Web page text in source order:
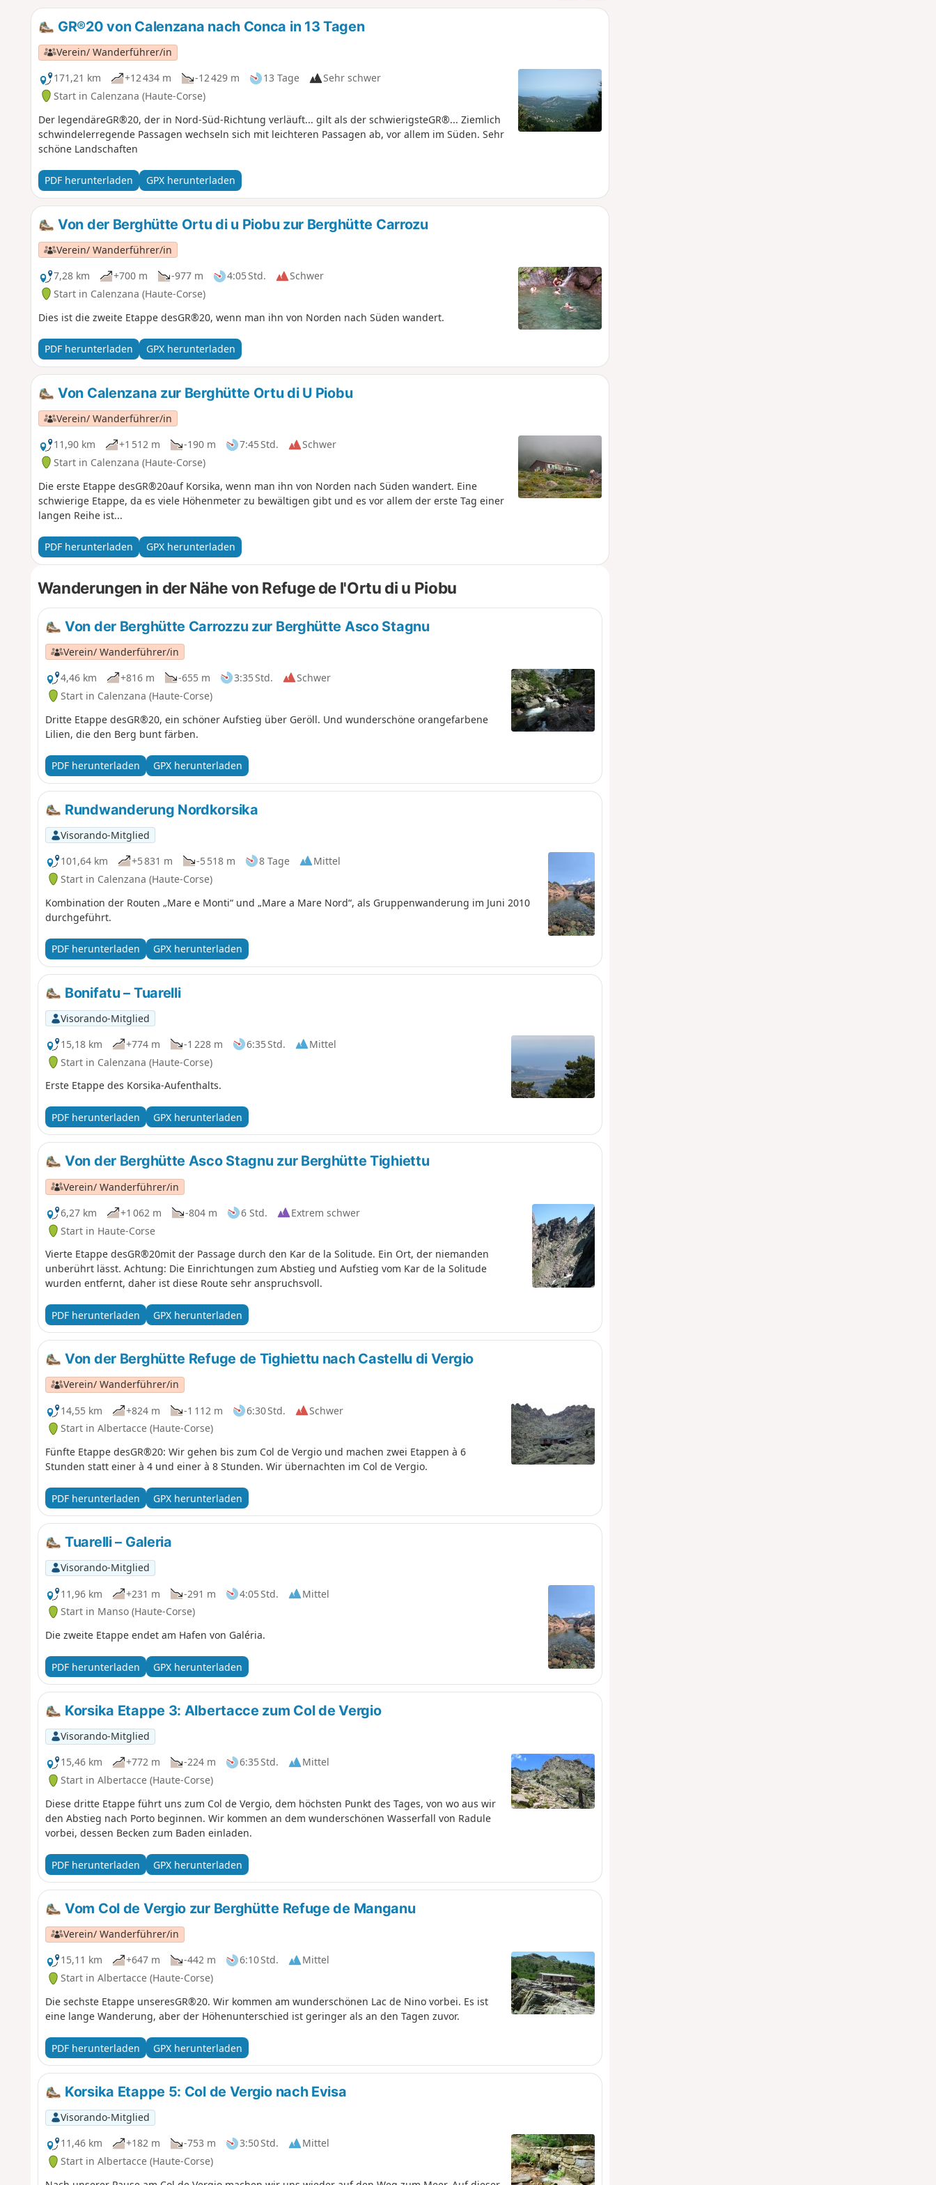
GR®20 von Calenzana nach Conca in 13 Tagen
Verein/ Wanderführer/in
171,21 km
+12 434 m -12 429 m 13 Tage
Sehr schwer
Start in Calenzana (Haute-Corse)
Der legendäreGR®20, der in Nord-Süd-Richtung verläuft... gilt als der schwierigsteGR®... Ziemlich
schwindelerregende Passagen wechseln sich mit leichteren Passagen ab, vor allem im Süden. Sehr
schöne Landschaften
PDF herunterladen GPX herunterladen
Von der Berghütte Ortu di u Piobu zur Berghütte Carrozu
Verein/ Wanderführer/in
7,28 km
+700 m -977 m 4:05 Std.
Schwer
Start in Calenzana (Haute-Corse)
Dies ist die zweite Etappe desGR®20, wenn man ihn von Norden nach Süden wandert.
PDF herunterladen GPX herunterladen
Von Calenzana zur Berghütte Ortu di U Piobu
Verein/ Wanderführer/in
11,90 km
+1 512 m -190 m 7:45 Std.
Schwer
Start in Calenzana (Haute-Corse)
Die erste Etappe desGR®20auf Korsika, wenn man ihn von Norden nach Süden wandert. Eine
schwierige Etappe, da es viele Höhenmeter zu bewältigen gibt und es vor allem der erste Tag einer
langen Reihe ist...
PDF herunterladen GPX herunterladen
Wanderungen in der Nähe von Refuge de l'Ortu di u Piobu
Von der Berghütte Carrozzu zur Berghütte Asco Stagnu
Verein/ Wanderführer/in
4,46 km
+816 m -655 m 3:35 Std.
Schwer
Start in Calenzana (Haute-Corse)
Dritte Etappe desGR®20, ein schöner Aufstieg über Geröll. Und wunderschöne orangefarbene
Lilien, die den Berg bunt färben.
PDF herunterladen GPX herunterladen
Rundwanderung Nordkorsika
Visorando-Mitglied
101,64 km
+5 831 m -5 518 m 8 Tage
Mittel
Start in Calenzana (Haute-Corse)
Kombination der Routen „Mare e Monti“ und „Mare a Mare Nord“, als Gruppenwanderung im Juni 2010
durchgeführt.
PDF herunterladen GPX herunterladen
Bonifatu – Tuarelli
Visorando-Mitglied
15,18 km
+774 m -1 228 m 6:35 Std.
Mittel
Start in Calenzana (Haute-Corse)
Erste Etappe des Korsika-Aufenthalts.
PDF herunterladen GPX herunterladen
Von der Berghütte Asco Stagnu zur Berghütte Tighiettu
Verein/ Wanderführer/in
6,27 km
+1 062 m -804 m 6 Std.
Extrem schwer
Start in Haute-Corse
Vierte Etappe desGR®20mit der Passage durch den Kar de la Solitude. Ein Ort, der niemanden
unberührt lässt. Achtung: Die Einrichtungen zum Abstieg und Aufstieg vom Kar de la Solitude
wurden entfernt, daher ist diese Route sehr anspruchsvoll.
PDF herunterladen GPX herunterladen
Von der Berghütte Refuge de Tighiettu nach Castellu di Vergio
Verein/ Wanderführer/in
14,55 km
+824 m -1 112 m 6:30 Std.
Schwer
Start in Albertacce (Haute-Corse)
Fünfte Etappe desGR®20: Wir gehen bis zum Col de Vergio und machen zwei Etappen à 6
Stunden statt einer à 4 und einer à 8 Stunden. Wir übernachten im Col de Vergio.
PDF herunterladen GPX herunterladen
Tuarelli – Galeria
Visorando-Mitglied
11,96 km
+231 m -291 m 4:05 Std.
Mittel
Start in Manso (Haute-Corse)
Die zweite Etappe endet am Hafen von Galéria.
PDF herunterladen GPX herunterladen
Korsika Etappe 3: Albertacce zum Col de Vergio
Visorando-Mitglied
15,46 km
+772 m -224 m 6:35 Std.
Mittel
Start in Albertacce (Haute-Corse)
Diese dritte Etappe führt uns zum Col de Vergio, dem höchsten Punkt des Tages, von wo aus wir
den Abstieg nach Porto beginnen. Wir kommen an dem wunderschönen Wasserfall von Radule
vorbei, dessen Becken zum Baden einladen.
PDF herunterladen GPX herunterladen
Vom Col de Vergio zur Berghütte Refuge de Manganu
Verein/ Wanderführer/in
15,11 km
+647 m -442 m 6:10 Std.
Mittel
Start in Albertacce (Haute-Corse)
Die sechste Etappe unseresGR®20. Wir kommen am wunderschönen Lac de Nino vorbei. Es ist
eine lange Wanderung, aber der Höhenunterschied ist geringer als an den Tagen zuvor.
PDF herunterladen GPX herunterladen
Korsika Etappe 5: Col de Vergio nach Evisa
Visorando-Mitglied
11,46 km
+182 m -753 m 3:50 Std.
Mittel
Start in Albertacce (Haute-Corse)